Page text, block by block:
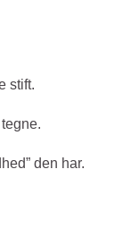
stift.
den har.